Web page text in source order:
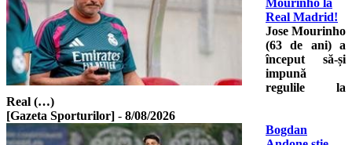
Real Madrid!
Jose Mourinho
(63 de ani) a
început să-și
impună
regulile la
Real (…)
[Gazeta Sporturilor] - 8/08/2026
Bogdan